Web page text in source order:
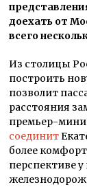
доехать от
всего
Из столицы
построить
позволит
расстояния
премьер-
соединит
более
перспективе